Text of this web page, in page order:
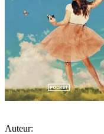
Auteur: